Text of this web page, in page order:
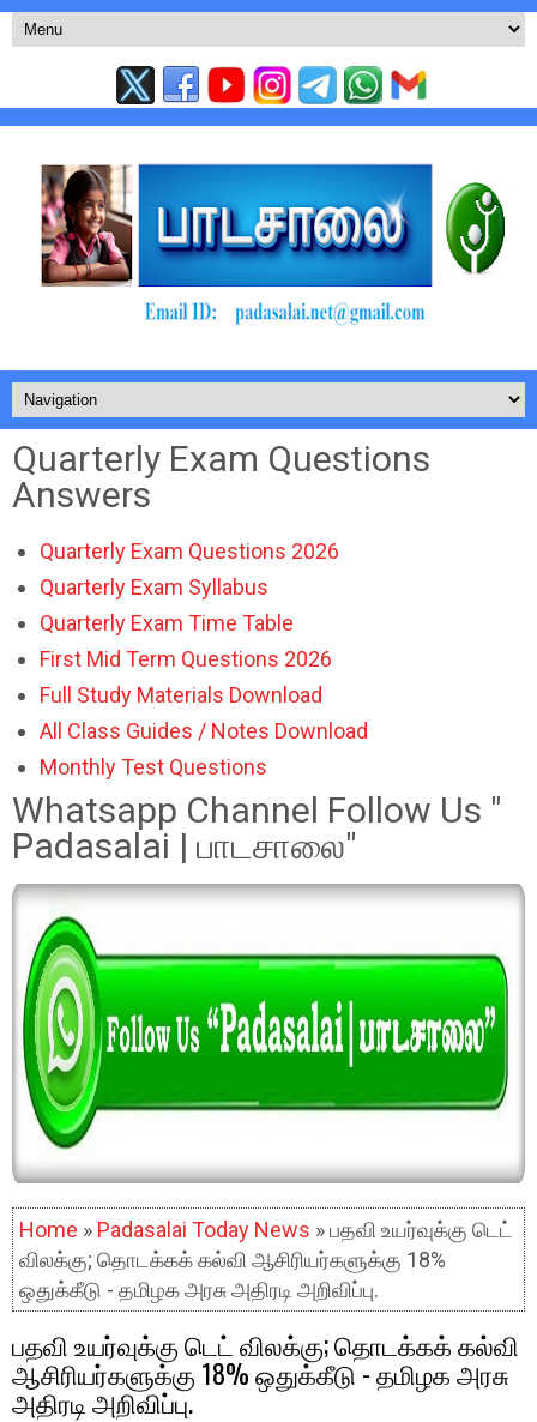
Quarterly Exam Questions
Answers
Quarterly Exam Questions 2026
Quarterly Exam Syllabus
Quarterly Exam Time Table
First Mid Term Questions 2026
Full Study Materials Download
All Class Guides / Notes Download
Monthly Test Questions
Whatsapp Channel Follow Us "
Padasalai | பாடசாலை"
Home » Padasalai Today News » பதவி உயர்வுக்கு டெட்
விலக்கு; தொடக்கக் கல்வி ஆசிரியர்களுக்கு 18%
ஒதுக்கீடு - தமிழக அரசு அதிரடி அறிவிப்பு.
பதவி உயர்வுக்கு டெட் விலக்கு; தொடக்கக் கல்வி
ஆசிரியர்களுக்கு 18% ஒதுக்கீடு - தமிழக அரசு
அதிரடி அறிவிப்பு.